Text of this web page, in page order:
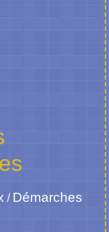
/ Démarches